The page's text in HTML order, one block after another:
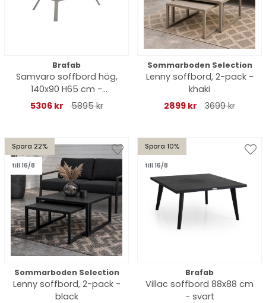
Brafab
Samvaro soffbord hög,
140x90 H65 cm -
khaki/glas
5306 kr 5895 kr
Sommarboden Selection
Lenny soffbord, 2-pack -
khaki
2899 kr
3699 kr
Spara 22%
till 16/8
Sommarboden Selection
Lenny soffbord, 2-pack -
black
Spara 10%
till 16/8
Brafab
Villac soffbord 88x88 cm
- svart